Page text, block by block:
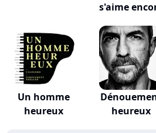
s'aime
Un homme
heureux
heureux